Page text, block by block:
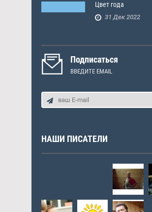
Цвет года
31 Дек 2022
Подписаться
ВВЕДИТЕ EMAIL
НАШИ ПИСАТЕЛИ